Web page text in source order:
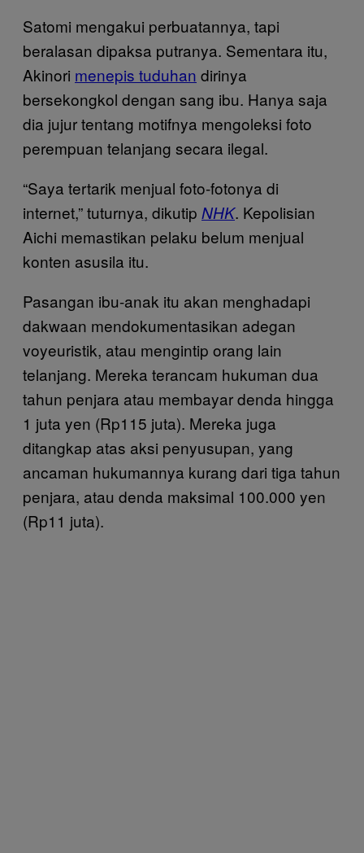
Satomi mengakui perbuatannya, tapi
beralasan dipaksa putranya. Sementara itu,
Akinori menepis tuduhan dirinya
bersekongkol dengan sang ibu. Hanya saja
dia jujur tentang motifnya mengoleksi foto
perempuan telanjang secara ilegal.
“Saya tertarik menjual foto-fotonya di
internet,” tuturnya, dikutip NHK. Kepolisian
Aichi memastikan pelaku belum menjual
konten asusila itu.
Pasangan ibu-anak itu akan menghadapi
dakwaan mendokumentasikan adegan
voyeuristik, atau mengintip orang lain
telanjang. Mereka terancam hukuman dua
tahun penjara atau membayar denda hingga
1 juta yen (Rp115 juta). Mereka juga
ditangkap atas aksi penyusupan, yang
ancaman hukumannya kurang dari tiga tahun
penjara, atau denda maksimal 100.000 yen
(Rp11 juta).